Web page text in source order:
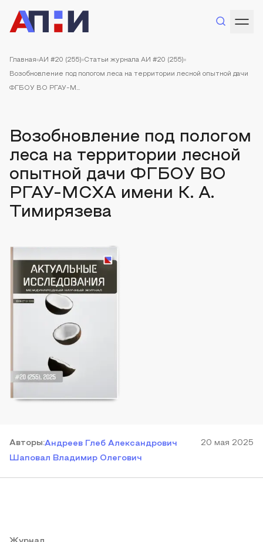
Главная АИ #20 (255) Статьи журнала АИ #20 (255)
Возобновление под пологом леса на территории лесной опытной дачи
ФГБОУ ВО РГАУ-М...
Возобновление под пологом
леса на территории лесной
опытной дачи ФГБОУ ВО
РГАУ-МСХА имени К. А.
Тимирязева
Авторы:Андреев Глеб Александрович
Шаповал Владимир Олегович
20 мая 2025